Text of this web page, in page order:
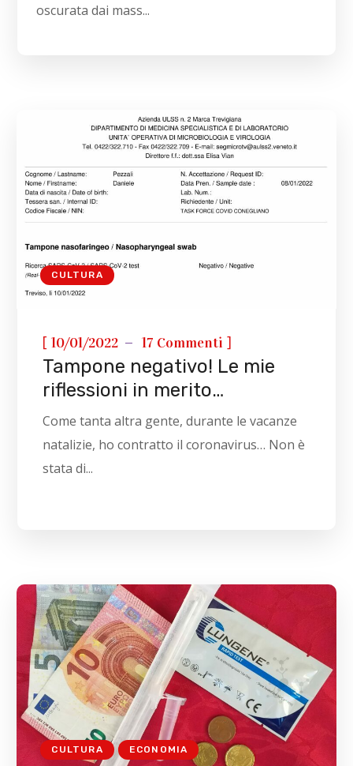
oscurata dai mass...
CULTURA
[10/01/2022 17 Commenti ]
Tampone negativo! Le mie
riflessioni in merito…
Come tanta altra gente, durante le vacanze
natalizie, ho contratto il coronavirus… Non è
stata di...
CULTURA ECONOMIA